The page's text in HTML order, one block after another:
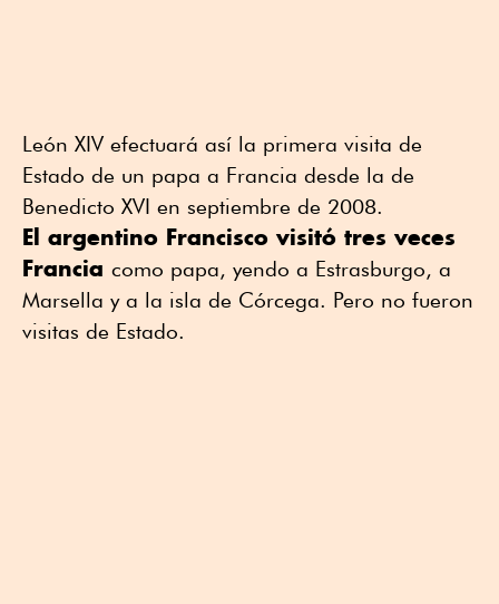
León XIV efectuará así la primera visita de
Estado de un papa a Francia desde la de
Benedicto XVI en septiembre de 2008.
El argentino Francisco visitó tres veces
Francia como papa, yendo a Estrasburgo, a
Marsella y a la isla de Córcega. Pero no fueron
visitas de Estado.